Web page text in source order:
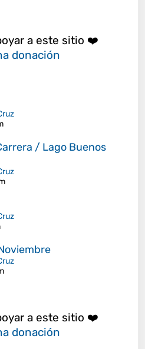
a este sitio ❤️
donación
/ Lago Buenos
a este sitio ❤️
donación